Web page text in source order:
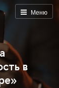
Меню
в